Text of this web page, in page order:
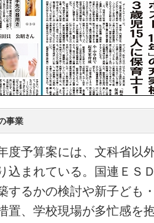
事業
度予算案には、文科省以
込まれている。国連ＥＳ
するかの検討や新子ども
置、学校現場が多忙感を